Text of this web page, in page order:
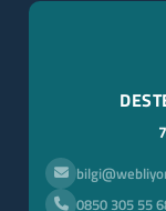
0850 305 55